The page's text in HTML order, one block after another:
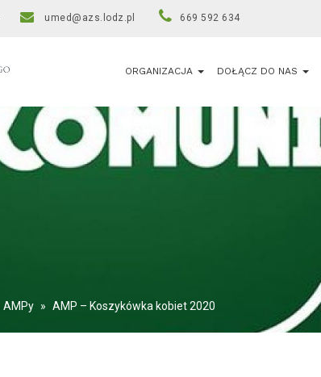
umed@azs.lodz.pl 669 592 634
ORGANIZACJA DOŁĄCZ DO NAS
AMPy » AMP – Koszykówka kobiet 2020